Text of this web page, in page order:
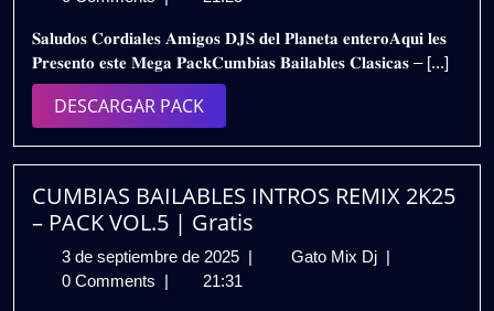
de
2025
𝗘𝗫𝗧𝗘𝗡𝗗𝗘𝗗
𝟮𝗞𝟮𝟱
𝗚𝗥𝗔𝗧𝗜𝗦
𝐒𝐚𝐥𝐮𝐝𝐨𝐬 𝐂𝐨𝐫𝐝𝐢𝐚𝐥𝐞𝐬 𝐀𝐦𝐢𝐠𝐨𝐬 𝐃𝐉𝐒 𝐝𝐞𝐥 𝐏𝐥𝐚𝐧𝐞𝐭𝐚 𝐞𝐧𝐭𝐞𝐫𝐨𝐀𝐪𝐮𝐢 𝐥𝐞𝐬
𝐏𝐫𝐞𝐬𝐞𝐧𝐭𝐨 𝐞𝐬𝐭𝐞 𝐌𝐞𝐠𝐚 𝐏𝐚𝐜𝐤𝐂𝐮𝐦𝐛𝐢𝐚𝐬 𝐁𝐚𝐢𝐥𝐚𝐛𝐥𝐞𝐬 𝐂𝐥𝐚𝐬𝐢𝐜𝐚𝐬 – [...]
DESCARGAR PACKDESCARGAR
PACK
CUMBIAS BAILABLES INTROS REMIX 2K25
– PACK VOL.5 | Gratis
3 de septiembre de 2025 3| Gato Mix Dj CUMBIAS
|
0 Comments | 21:31